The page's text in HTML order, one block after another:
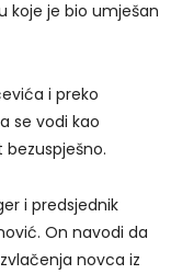
koje je bio umješan
i preko
se vodi kao
i predsjednik
On navodi da
novca iz